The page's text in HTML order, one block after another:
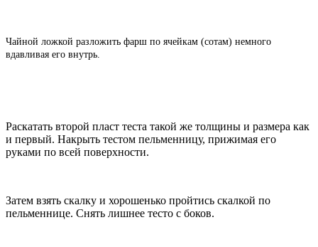
Чайной ложкой разложить фарш по ячейкам (сотам) немного
вдавливая его внутрь.
Раскатать второй пласт теста такой же толщины и размера как
и первый. Накрыть тестом пельменницу, прижимая его
руками по всей поверхности.
Затем взять скалку и хорошенько пройтись скалкой по
пельменнице. Снять лишнее тесто с боков.